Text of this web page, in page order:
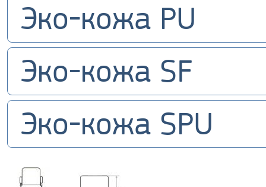
Эко-кожа PU
Эко-кожа SF
Эко-кожа SPU